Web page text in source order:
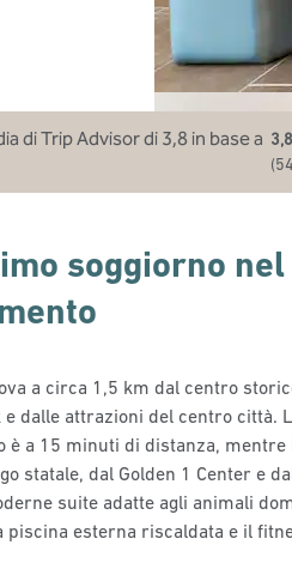
3,8
(54
soggiorno
a circa 1,5 km dal centro
e dalle attrazioni del centro città.
è a 15 minuti di distanza,
statale, dal Golden 1 Center e
suite adatte agli animali
piscina esterna riscaldata e il